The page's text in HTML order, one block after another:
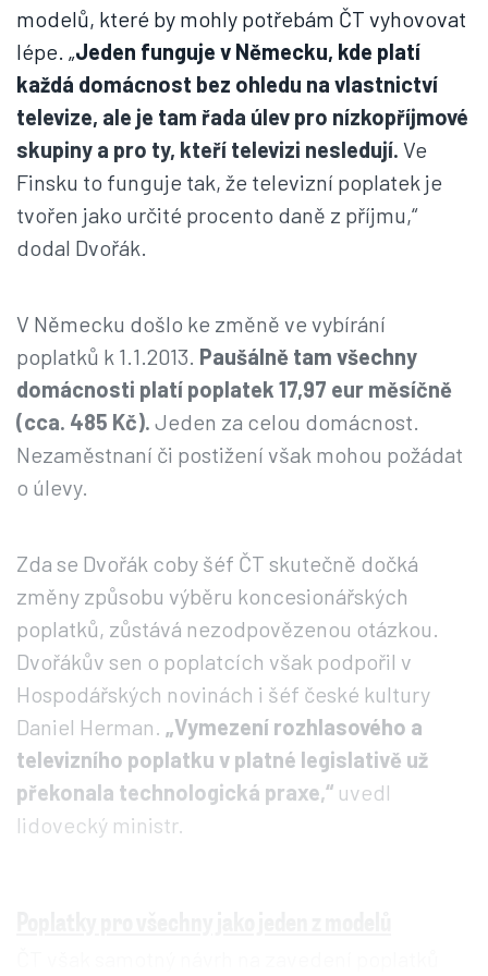
modelů, které by mohly potřebám ČT vyhovovat
lépe. „Jeden funguje v Německu, kde platí
každá domácnost bez ohledu na vlastnictví
televize, ale je tam řada úlev pro nízkopříjmové
skupiny a pro ty, kteří televizi nesledují. Ve
Finsku to funguje tak, že televizní poplatek je
tvořen jako určité procento daně z příjmu,“
dodal Dvořák.
V Německu došlo ke změně ve vybírání
poplatků k 1.1.2013. Paušálně tam všechny
domácnosti platí poplatek 17,97 eur měsíčně
(cca. 485 Kč). Jeden za celou domácnost.
Nezaměstnaní či postižení však mohou požádat
o úlevy.
Zda se Dvořák coby šéf ČT skutečně dočká
změny způsobu výběru koncesionářských
poplatků, zůstává nezodpovězenou otázkou.
Dvořákův sen o poplatcích však podpořil v
Hospodářských novinách i šéf české kultury
Daniel Herman. „Vymezení rozhlasového a
televizního poplatku v platné legislativě už
překonala technologická praxe,“ uvedl
lidovecký ministr.